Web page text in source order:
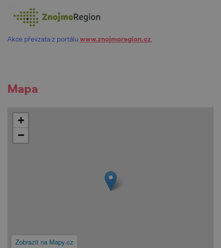
Akce převzata z portálu www.znojmoregion.cz
Mapa
Zobrazit na Mapy.cz
+
−